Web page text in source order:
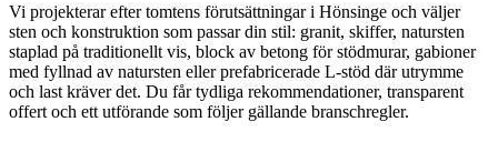
Vi projekterar efter tomtens förutsättningar i Hönsinge och väljer
sten och konstruktion som passar din stil: granit, skiffer, natursten
staplad på traditionellt vis, block av betong för stödmurar, gabioner
med fyllnad av natursten eller prefabricerade L‑stöd där utrymme
och last kräver det. Du får tydliga rekommendationer, transparent
offert och ett utförande som följer gällande branschregler.